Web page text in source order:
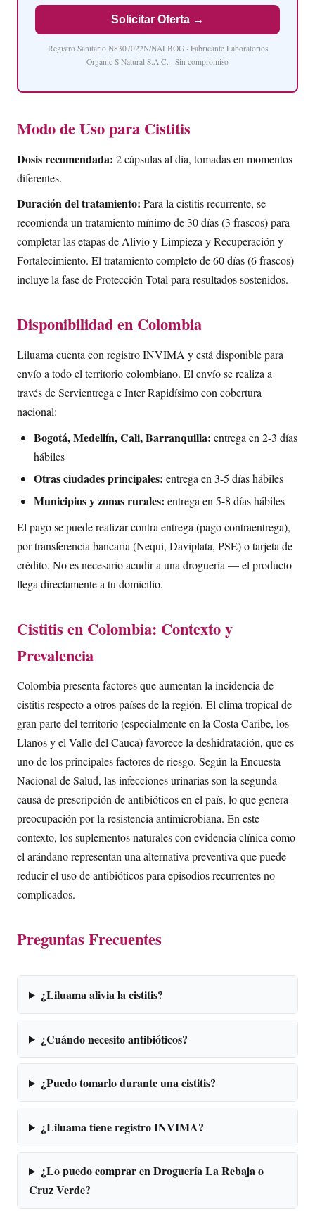
Solicitar Oferta →
Registro Sanitario N8307022N/NALBOG · Fabricante Laboratorios
Organic S Natural S.A.C. · Sin compromiso
Modo de Uso para Cistitis
Dosis recomendada: 2 cápsulas al día, tomadas en momentos
diferentes.
Duración del tratamiento: Para la cistitis recurrente, se
recomienda un tratamiento mínimo de 30 días (3 frascos) para
completar las etapas de Alivio y Limpieza y Recuperación y
Fortalecimiento. El tratamiento completo de 60 días (6 frascos)
incluye la fase de Protección Total para resultados sostenidos.
Disponibilidad en Colombia
Liluama cuenta con registro INVIMA y está disponible para
envío a todo el territorio colombiano. El envío se realiza a
través de Servientrega e Inter Rapidísimo con cobertura
nacional:
Bogotá, Medellín, Cali, Barranquilla: entrega en 2-3 días
hábiles
Otras ciudades principales: entrega en 3-5 días hábiles
Municipios y zonas rurales: entrega en 5-8 días hábiles
El pago se puede realizar contra entrega (pago contraentrega),
por transferencia bancaria (Nequi, Daviplata, PSE) o tarjeta de
crédito. No es necesario acudir a una droguería — el producto
llega directamente a tu domicilio.
Cistitis en Colombia: Contexto y
Prevalencia
Colombia presenta factores que aumentan la incidencia de
cistitis respecto a otros países de la región. El clima tropical de
gran parte del territorio (especialmente en la Costa Caribe, los
Llanos y el Valle del Cauca) favorece la deshidratación, que es
uno de los principales factores de riesgo. Según la Encuesta
Nacional de Salud, las infecciones urinarias son la segunda
causa de prescripción de antibióticos en el país, lo que genera
preocupación por la resistencia antimicrobiana. En este
contexto, los suplementos naturales con evidencia clínica como
el arándano representan una alternativa preventiva que puede
reducir el uso de antibióticos para episodios recurrentes no
complicados.
Preguntas Frecuentes
¿Liluama alivia la cistitis?
¿Cuándo necesito antibióticos?
¿Puedo tomarlo durante una cistitis?
¿Liluama tiene registro INVIMA?
¿Lo puedo comprar en Droguería La Rebaja o
Cruz Verde?